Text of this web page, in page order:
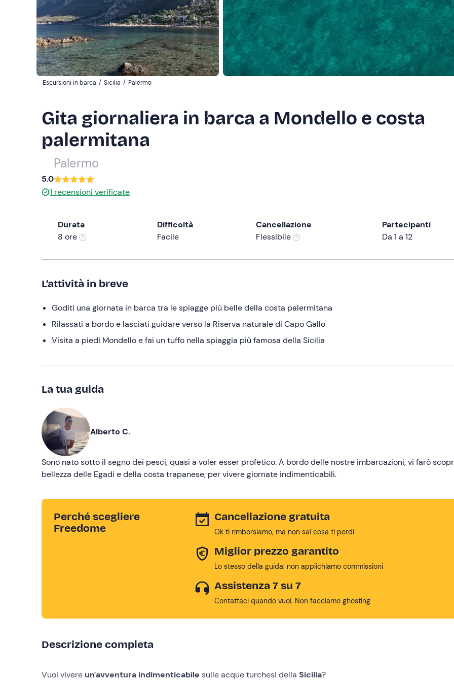
Escursioni in barca / Sicilia / Palermo
Gita giornaliera in barca a Mondello e costa
palermitana
Palermo
5.0
1 recensioni verificate
Durata
8 ore
Difficoltà
Facile
Cancellazione
Flessibile
Partecipanti
Da 1 a 12
L’attività in breve
Goditi una giornata in barca tra le spiagge più belle della costa palermitana
Rilassati a bordo e lasciati guidare verso la Riserva naturale di Capo Gallo
Visita a piedi Mondello e fai un tuffo nella spiaggia più famosa della Sicilia
La tua guida
Alberto C.
Sono nato sotto il segno dei pesci, quasi a voler esser profetico. A bordo delle nostre imbarcazioni, vi farò
bellezza delle Egadi e della costa trapanese, per vivere giornate indimenticabili.
Perché scegliere
Freedome
Cancellazione gratuita
Ok ti rimborsiamo, ma non sai cosa ti perdi
Miglior prezzo garantito
Lo stesso della guida: non applichiamo commissioni
Assistenza 7 su 7
Contattaci quando vuoi. Non facciamo ghosting
Descrizione completa
Vuoi vivere un'avventura indimenticabile sulle acque turchesi della Sicilia?